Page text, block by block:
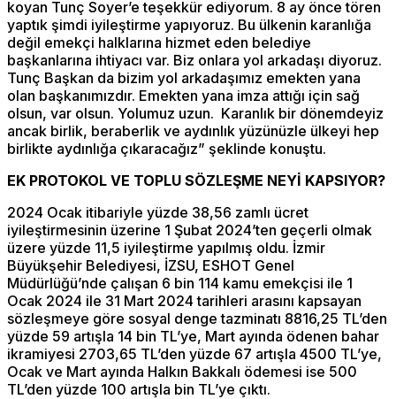
koyan Tunç Soyer’e teşekkür ediyorum. 8 ay önce tören
yaptık şimdi iyileştirme yapıyoruz. Bu ülkenin karanlığa
değil emekçi halklarına hizmet eden belediye
başkanlarına ihtiyacı var. Biz onlara yol arkadaşı diyoruz.
Tunç Başkan da bizim yol arkadaşımız emekten yana
olan başkanımızdır. Emekten yana imza attığı için sağ
olsun, var olsun. Yolumuz uzun. Karanlık bir dönemdeyiz
ancak birlik, beraberlik ve aydınlık yüzünüzle ülkeyi hep
birlikte aydınlığa çıkaracağız” şeklinde konuştu.
EK PROTOKOL VE TOPLU SÖZLEŞME NEYİ KAPSIYOR?
2024 Ocak itibariyle yüzde 38,56 zamlı ücret
iyileştirmesinin üzerine 1 Şubat 2024’ten geçerli olmak
üzere yüzde 11,5 iyileştirme yapılmış oldu. İzmir
Büyükşehir Belediyesi, İZSU, ESHOT Genel
Müdürlüğü’nde çalışan 6 bin 114 kamu emekçisi ile 1
Ocak 2024 ile 31 Mart 2024 tarihleri arasını kapsayan
sözleşmeye göre sosyal denge tazminatı 8816,25 TL’den
yüzde 59 artışla 14 bin TL’ye, Mart ayında ödenen bahar
ikramiyesi 2703,65 TL’den yüzde 67 artışla 4500 TL’ye,
Ocak ve Mart ayında Halkın Bakkalı ödemesi ise 500
TL’den yüzde 100 artışla bin TL’ye çıktı.